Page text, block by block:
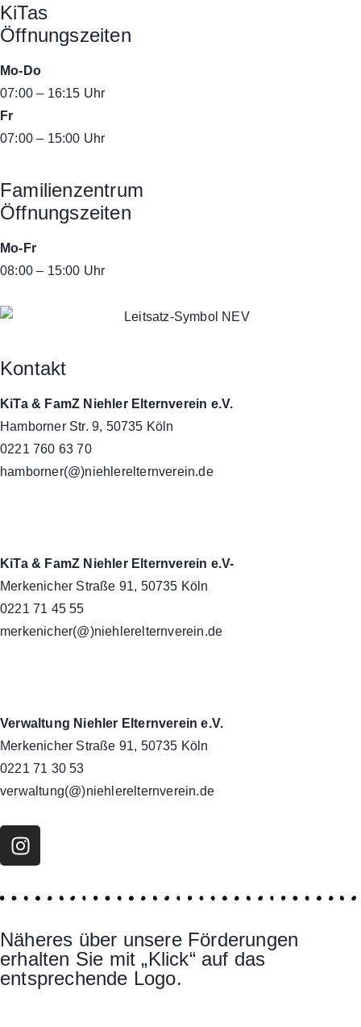
KiTas
Öffnungszeiten
Mo-Do
07:00 – 16:15 Uhr
Fr
07:00 – 15:00 Uhr
Familienzentrum
Öffnungszeiten
Mo-Fr
08:00 – 15:00 Uhr
Kontakt
KiTa & FamZ Niehler Elternverein e.V.
Hamborner Str. 9, 50735 Köln
0221 760 63 70
hamborner(@)niehlerelternverein.de
KiTa & FamZ Niehler Elternverein e.V-
Merkenicher Straße 91, 50735 Köln
0221 71 45 55
merkenicher(@)niehlerelternverein.de
Verwaltung Niehler Elternverein e.V.
Merkenicher Straße 91, 50735 Köln
0221 71 30 53
verwaltung(@)niehlerelternverein.de
Näheres über unsere Förderungen
erhalten Sie mit „Klick“ auf das
entsprechende Logo.